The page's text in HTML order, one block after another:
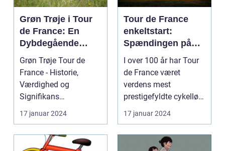
Grøn Trøje i Tour
de France: En
Dybdegående
Gennemgang
Grøn Trøje Tour de
France - Historie,
Værdighed og
Signifikans
Introduktion til Grøn
Trøje Tour de...
17 januar 2024
Tour de France
enkeltstart:
Spændingen på
den ensomme vej
I over 100 år har Tour
de France været
verdens mest
prestigefyldte cykelløb,
og en af de mest
særlig...
17 januar 2024